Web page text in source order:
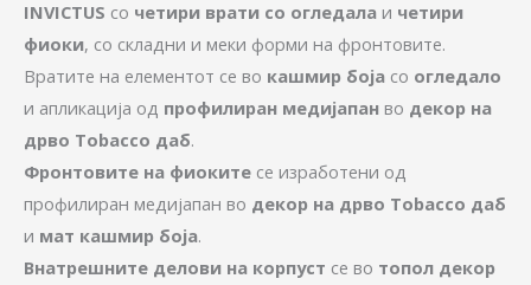
INVICTUS со четири врати со огледала и четири
фиоки, со складни и меки форми на фронтовите.
Вратите на елементот се во кашмир боја со огледало
и апликација од профилиран медијапан во декор на
дрво Tobacco даб.
Фронтовите на фиоките се изработени од
профилиран медијапан во декор на дрво Tobacco даб
и мат кашмир боја.
Внатрешните делови на корпуст се во топол декор